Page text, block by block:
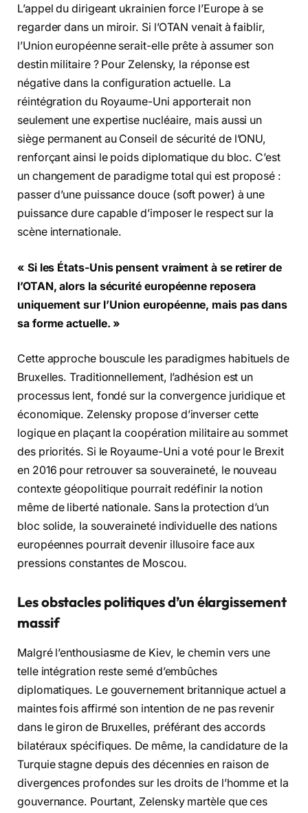
L’appel du dirigeant ukrainien force l’Europe à se
regarder dans un miroir. Si l’OTAN venait à faiblir,
l’Union européenne serait-elle prête à assumer son
destin militaire ? Pour Zelensky, la réponse est
négative dans la configuration actuelle. La
réintégration du Royaume-Uni apporterait non
seulement une expertise nucléaire, mais aussi un
siège permanent au Conseil de sécurité de l’ONU,
renforçant ainsi le poids diplomatique du bloc. C’est
un changement de paradigme total qui est proposé :
passer d’une puissance douce (soft power) à une
puissance dure capable d’imposer le respect sur la
scène internationale.
« Si les États-Unis pensent vraiment à se retirer de
l’OTAN, alors la sécurité européenne reposera
uniquement sur l’Union européenne, mais pas dans
sa forme actuelle. »
Cette approche bouscule les paradigmes habituels de
Bruxelles. Traditionnellement, l’adhésion est un
processus lent, fondé sur la convergence juridique et
économique. Zelensky propose d’inverser cette
logique en plaçant la coopération militaire au sommet
des priorités. Si le Royaume-Uni a voté pour le Brexit
en 2016 pour retrouver sa souveraineté, le nouveau
contexte géopolitique pourrait redéfinir la notion
même de liberté nationale. Sans la protection d’un
bloc solide, la souveraineté individuelle des nations
européennes pourrait devenir illusoire face aux
pressions constantes de Moscou.
Les obstacles politiques d’un élargissement
massif
Malgré l’enthousiasme de Kiev, le chemin vers une
telle intégration reste semé d’embûches
diplomatiques. Le gouvernement britannique actuel a
maintes fois affirmé son intention de ne pas revenir
dans le giron de Bruxelles, préférant des accords
bilatéraux spécifiques. De même, la candidature de la
Turquie stagne depuis des décennies en raison de
divergences profondes sur les droits de l’homme et la
gouvernance. Pourtant, Zelensky martèle que ces